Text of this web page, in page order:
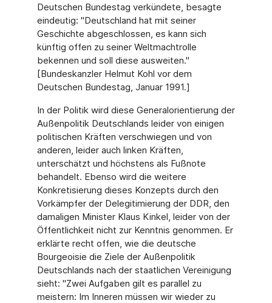
Deutschen Bundestag verkündete, besagte
eindeutig: "Deutschland hat mit seiner
Geschichte abgeschlossen, es kann sich
künftig offen zu seiner Weltmachtrolle
bekennen und soll diese ausweiten."
[Bundeskanzler Helmut Kohl vor dem
Deutschen Bundestag, Januar 1991.]
In der Politik wird diese Generalorientierung der
Außenpolitik Deutschlands leider von einigen
politischen Kräften verschwiegen und von
anderen, leider auch linken Kräften,
unterschätzt und höchstens als Fußnote
behandelt. Ebenso wird die weitere
Konkretisierung dieses Konzepts durch den
Vorkämpfer der Delegitimierung der DDR, den
damaligen Minister Klaus Kinkel, leider von der
Öffentlichkeit nicht zur Kenntnis genommen. Er
erklärte recht offen, wie die deutsche
Bourgeoisie die Ziele der Außenpolitik
Deutschlands nach der staatlichen Vereinigung
sieht: "Zwei Aufgaben gilt es parallel zu
meistern: Im Inneren müssen wir wieder zu